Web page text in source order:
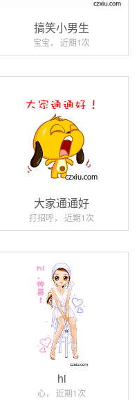
搞笑小男生
宝宝， 近期1次
大家通通好
打招呼， 近期1次
hi
心， 近期1次